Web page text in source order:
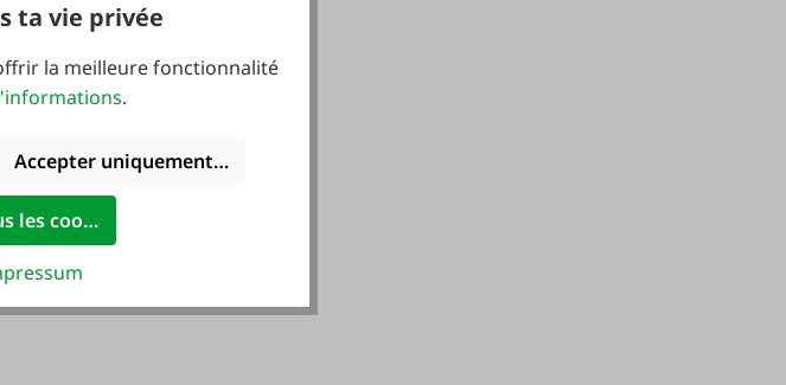
ta vie privée
la meilleure fonctionnalité
.
Accepter uniquement les cookies fonctionnels
les cookies